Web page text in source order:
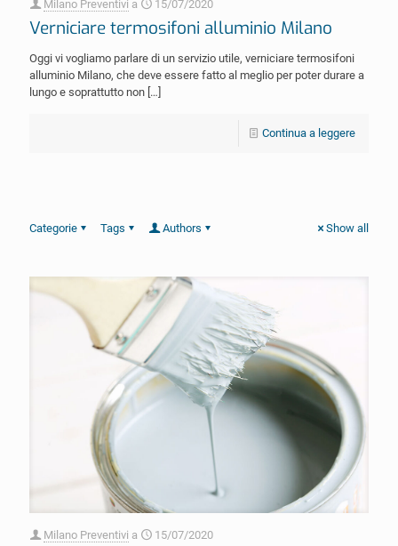
Milano Preventivi a 15/07/2020
Verniciare termosifoni alluminio Milano
Oggi vi vogliamo parlare di un servizio utile, verniciare termosifoni
alluminio Milano, che deve essere fatto al meglio per poter durare a
lungo e soprattutto non […]
Continua a leggere
Categorie Tags Authors Show all
Milano Preventivi a 15/07/2020